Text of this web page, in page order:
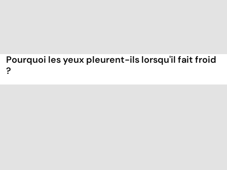
Pourquoi les yeux pleurent-ils lorsqu'il fait froid
?